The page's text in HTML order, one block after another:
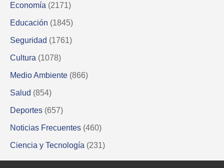
Economía (2171)
Educación (1845)
Seguridad (1761)
Cultura (1078)
Medio Ambiente (866)
Salud (854)
Deportes (657)
Noticias Frecuentes (460)
Ciencia y Tecnología (231)